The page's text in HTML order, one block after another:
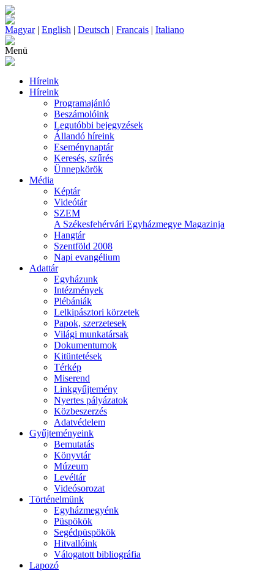
Magyar| English | Deutsch | Francais | Italiano
Menü
Híreink
Híreink
Programajánló
Beszámolóink
Legutóbbi bejegyzések
Állandó híreink
Eseménynaptár
Keresés, szűrés
Ünnepkörök
Média
Képtár
Videótár
SZEM
A Székesfehérvári Egyházmegye Magazinja
Hangtár
Szentföld 2008
Napi evangélium
Adattár
Egyházunk
Intézmények
Plébániák
Lelkipásztori körzetek
Papok, szerzetesek
Világi munkatársak
Dokumentumok
Kitüntetések
Térkép
Miserend
Linkgyűjtemény
Nyertes pályázatok
Közbeszerzés
Adatvédelem
Gyűjteményeink
Bemutatás
Könyvtár
Múzeum
Levéltár
Videósorozat
Történelmünk
Egyházmegyénk
Püspökök
Segédpüspökök
Hitvallóink
Válogatott bibliográfia
Lapozó